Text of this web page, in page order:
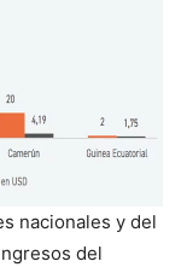
nacionales y del
del